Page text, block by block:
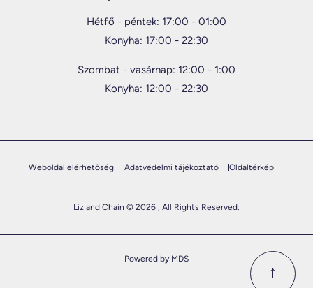
Hétfő - péntek: 17:00 - 01:00
Konyha: 17:00 - 22:30
Szombat - vasárnap: 12:00 - 1:00
Konyha: 12:00 - 22:30
Weboldal elérhetőség Adatvédelmi tájékoztató Oldaltérkép
Liz and Chain © 2026 , All Rights Reserved.
Powered by MDS